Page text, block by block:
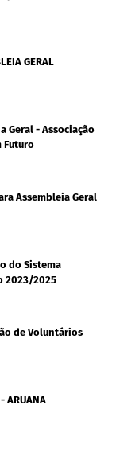
GERAL
Geral - Associação
Futuro
Assembleia Geral
do Sistema
2023/2025
de Voluntários
ARUANA